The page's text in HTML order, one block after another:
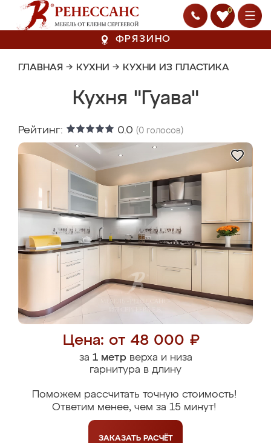
0
ФРЯЗИНО
ГЛАВНАЯ → КУХНИ → КУХНИ ИЗ ПЛАСТИКА
Кухня "Гуава"
Рейтинг: 0.0 (0 голосов)
Цена: от 48 000 ₽
за 1 метрверха и низа
гарнитура в длину
Поможем рассчитать точную стоимость!
Ответим менее, чем за 15 минут!
ЗАКАЗАТЬ РАСЧЁТ